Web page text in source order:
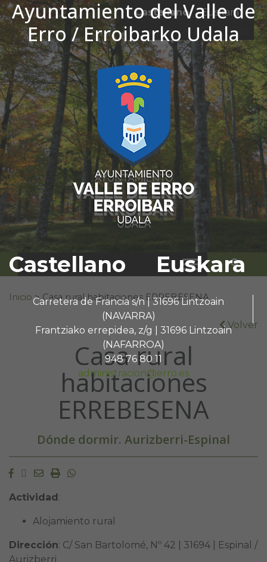
Ayuntamiento del Valle de
Erro / Erroibarko Udala
Castellano Euskara
Carretera de Francia s/n | 31696 Lintzoain
(NAVARRA)
Frantziako errepidea, z/g | 31696 Lintzoain
(NAFARROA)
948 76 80 11
administracion@erro.es
Ir al contenido
Castellano
Euskara
El tiempo - Tutiempo.net
Buscar:
Inicio > Casa rural habitaciones ERREBESENA
Volver
Casa rural
habitaciones
ERREBESENA
Dónde dormir. Aurizberri-Espinal
Facebook
Twitter
EmailImprimir
Whatsapp
Actividad:
Alojamiento rural
Dirección: C/ San Bartolomé, Nº 42 | 31694 | Espinal /
Aurizberri